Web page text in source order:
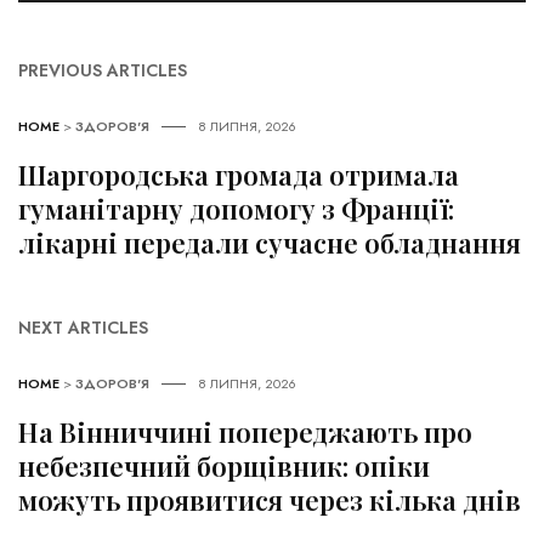
PREVIOUS ARTICLES
HOME >ЗДОРОВ'Я 8 ЛИПНЯ, 2026
Шаргородська громада отримала
гуманітарну допомогу з Франції:
лікарні передали сучасне обладнання
NEXT ARTICLES
HOME >ЗДОРОВ'Я 8 ЛИПНЯ, 2026
На Вінниччині попереджають про
небезпечний борщівник: опіки
можуть проявитися через кілька днів